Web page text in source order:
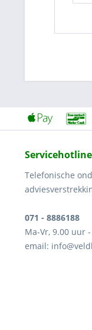
Servicehotline
Telefonische
071 - 8886188
Ma-Vr, 9.00 uur
email: